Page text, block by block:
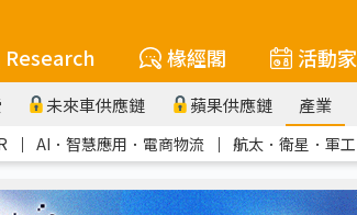
Research 椽經閣 活動家
未來車供應鏈 蘋果供應鏈 產業
｜ AI．智慧應用．電商物流 ｜ 航太．衛星．軍工